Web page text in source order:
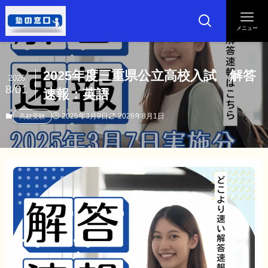
メニュー
2025年度三重県公立高校入試 解答
速報：英語
2026
8/01
高校受験 2025年3月9日 2026年8月1日